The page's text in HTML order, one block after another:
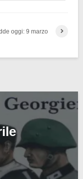
oggi: 9 marzo